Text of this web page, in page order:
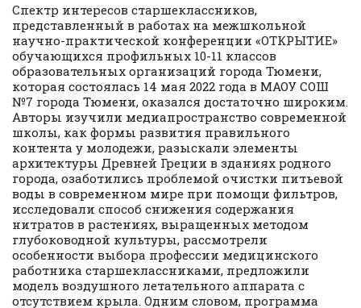
Спектр интересов старшеклассников,
представленный в работах на межшкольной
научно-практической конференции «ОТКРЫТИЕ»
обучающихся профильных 10-11 классов
образовательных организаций города Тюмени,
которая состоялась 14 мая 2022 года в МАОУ СОШ
№7 города Тюмени, оказался достаточно широким.
Авторы изучили медиапространство современной
школы, как формы развития правильного
контента у молодежи, разыскали элементы
архитектуры Древней Греции в зданиях родного
города, озаботились проблемой очистки питьевой
воды в современном мире при помощи фильтров,
исследовали способ снижения содержания
нитратов в растениях, выращенных методом
глубоководной культуры, рассмотрели
особенности выбора профессии медицинского
работника старшеклассниками, предложили
модель воздушного летательного аппарата с
отсутствием крыла. Одним словом, программа